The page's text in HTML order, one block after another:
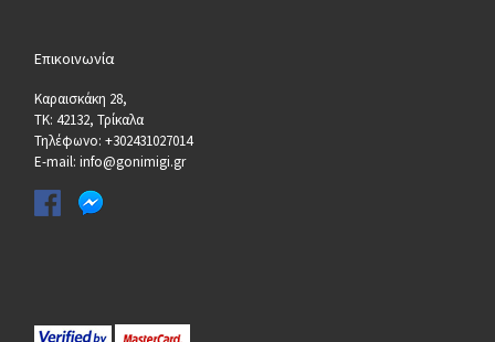
Επικοινωνία
Καραισκάκη 28,
ΤΚ: 42132, Τρίκαλα
Τηλέφωνο: +302431027014
E-mail: info@gonimigi.gr